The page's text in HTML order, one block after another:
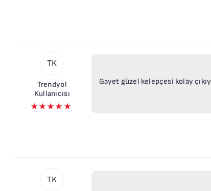
TK
Trendyol
Kullanıcısı
Gayet güzel kelepçesi kolay
TK